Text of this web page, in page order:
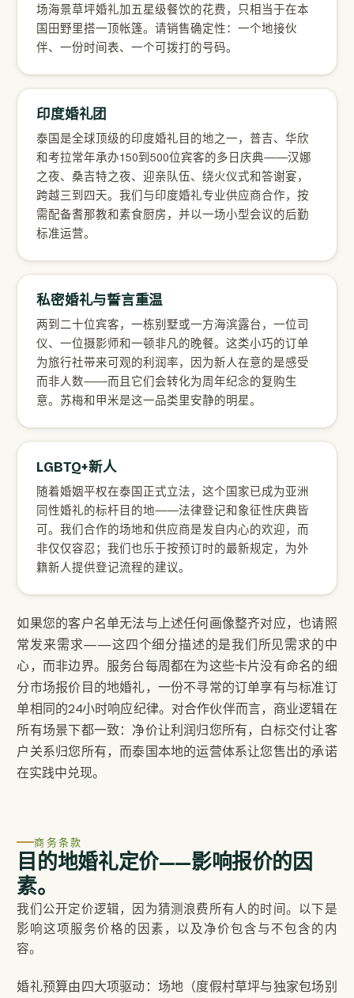
场海景草坪婚礼加五星级餐饮的花费，只相当于在本
国田野里搭一顶帐篷。请销售确定性：一个地接伙
伴、一份时间表、一个可拨打的号码。
印度婚礼团
泰国是全球顶级的印度婚礼目的地之一，普吉、华欣
和考拉常年承办150到500位宾客的多日庆典——汉娜
之夜、桑吉特之夜、迎亲队伍、绕火仪式和答谢宴，
跨越三到四天。我们与印度婚礼专业供应商合作，按
需配备耆那教和素食厨房，并以一场小型会议的后勤
标准运营。
私密婚礼与誓言重温
两到二十位宾客，一栋别墅或一方海滨露台，一位司
仪、一位摄影师和一顿非凡的晚餐。这类小巧的订单
为旅行社带来可观的利润率，因为新人在意的是感受
而非人数——而且它们会转化为周年纪念的复购生
意。苏梅和甲米是这一品类里安静的明星。
LGBTQ+新人
随着婚姻平权在泰国正式立法，这个国家已成为亚洲
同性婚礼的标杆目的地——法律登记和象征性庆典皆
可。我们合作的场地和供应商是发自内心的欢迎，而
非仅仅容忍；我们也乐于按预订时的最新规定，为外
籍新人提供登记流程的建议。
如果您的客户名单无法与上述任何画像整齐对应，也请照
常发来需求——这四个细分描述的是我们所见需求的中
心，而非边界。服务台每周都在为这些卡片没有命名的细
分市场报价目的地婚礼，一份不寻常的订单享有与标准订
单相同的24小时响应纪律。对合作伙伴而言，商业逻辑在
所有场景下都一致：净价让利润归您所有，白标交付让客
户关系归您所有，而泰国本地的运营体系让您售出的承诺
在实践中兑现。
商务条款
目的地婚礼定价——影响报价的因
素。
我们公开定价逻辑，因为猜测浪费所有人的时间。以下是
影响这项服务价格的因素，以及净价包含与不包含的内
容。
婚礼预算由四大项驱动：场地（度假村草坪与独家包场别